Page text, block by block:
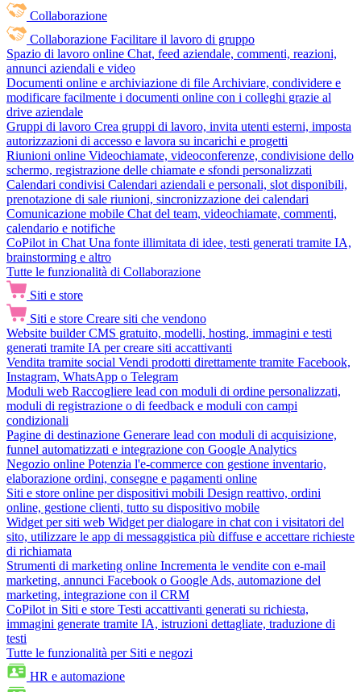
Collaborazione
Collaborazione Facilitare il lavoro di gruppo
Spazio di lavoro online Chat, feed aziendale, commenti, reazioni,
annunci aziendali e video
Documenti online e archiviazione di file Archiviare, condividere e
modificare facilmente i documenti online con i colleghi grazie al
drive aziendale
Gruppi di lavoro Crea gruppi di lavoro, invita utenti esterni, imposta
autorizzazioni di accesso e lavora su incarichi e progetti
Riunioni online Videochiamate, videoconferenze, condivisione dello
schermo, registrazione delle chiamate e sfondi personalizzati
Calendari condivisi Calendari aziendali e personali, slot disponibili,
prenotazione di sale riunioni, sincronizzazione dei calendari
Comunicazione mobile Chat del team, videochiamate, commenti,
calendario e notifiche
CoPilot in Chat Una fonte illimitata di idee, testi generati tramite IA,
brainstorming e altro
Tutte le funzionalità di Collaborazione
Siti e store
Siti e store Creare siti che vendono
Website builder CMS gratuito, modelli, hosting, immagini e testi
generati tramite IA per creare siti accattivanti
Vendita tramite social Vendi prodotti direttamente tramite Facebook,
Instagram, WhatsApp o Telegram
Moduli web Raccogliere lead con moduli di ordine personalizzati,
moduli di registrazione o di feedback e moduli con campi
condizionali
Pagine di destinazione Generare lead con moduli di acquisizione,
funnel automatizzati e integrazione con Google Analytics
Negozio online Potenzia l'e-commerce con gestione inventario,
elaborazione ordini, consegne e pagamenti online
Siti e store online per dispositivi mobili Design reattivo, ordini
online, gestione clienti, tutto su dispositivo mobile
Widget per siti web Widget per dialogare in chat con i visitatori del
sito, utilizzare le app di messaggistica più diffuse e accettare richieste
di richiamata
Strumenti di marketing online Incrementa le vendite con e-mail
marketing, annunci Facebook o Google Ads, automazione del
marketing, integrazione con il CRM
CoPilot in Siti e store Testi accattivanti generati su richiesta,
immagini generate tramite IA, istruzioni dettagliate, traduzione di
testi
Tutte le funzionalità per Siti e negozi
HR e automazione